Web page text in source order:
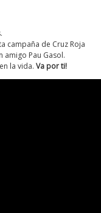
campaña de Cruz Roja
amigo Pau Gasol.
la vida. Va por ti!